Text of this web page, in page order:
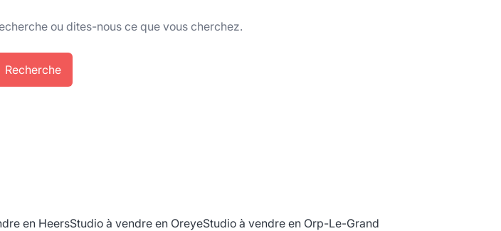
ou dites-nous ce que vous cherchez.
Recherche
en HeersStudio à vendre en OreyeStudio à vendre en Orp-Le-Grand